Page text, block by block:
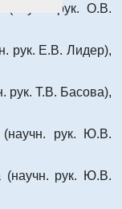
рук. О.В.
рук. Е.В. Лидер),
Т.В. Басова),
рук. Ю.В.
рук. Ю.В.